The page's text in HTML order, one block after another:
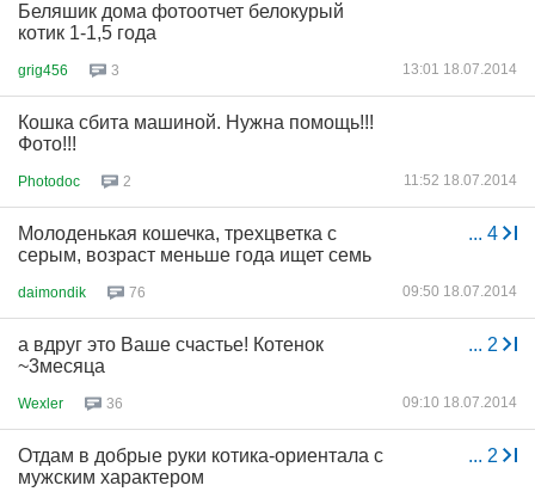
Беляшик дома фотоотчет белокурый
котик 1-1,5 года
grig456 3 13:01 18.07.2014
Кошка сбита машиной. Нужна помощь!!!
Фото!!!
Photodoc 2 11:52 18.07.2014
... 4
Молоденькая кошечка, трехцветка с
серым, возраст меньше года ищет семь
daimondik 76 09:50 18.07.2014
... 2
а вдруг это Ваше счастье! Котенок
~3месяца
Wexler 36 09:10 18.07.2014
... 2
Отдам в добрые руки котика-ориентала с
мужским характером